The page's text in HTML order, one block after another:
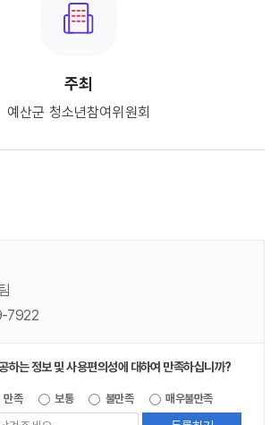
주최
예산군 청소년참여위원회
7922
하는 정보 및 사용편의성에 대하여 만족하십니까?
만족 보통 불만족 매우불만족
정보에